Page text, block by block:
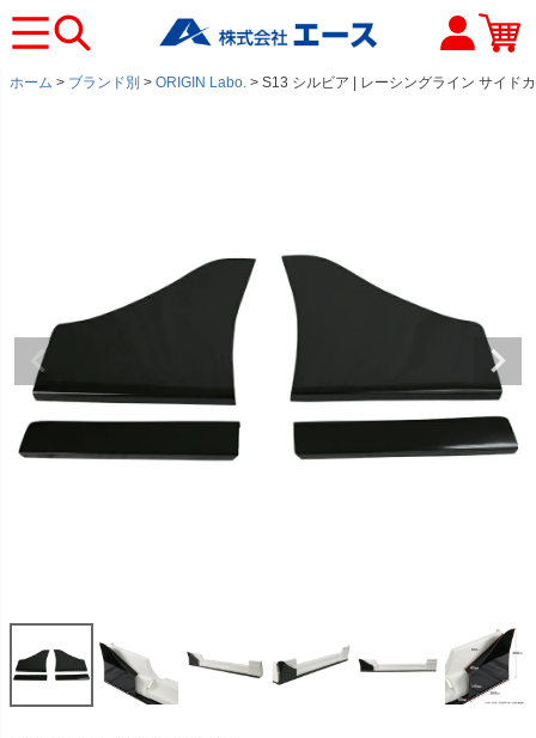
ホーム ブランド別 ORIGIN Labo. S13 シルビア | レーシングライン サイド